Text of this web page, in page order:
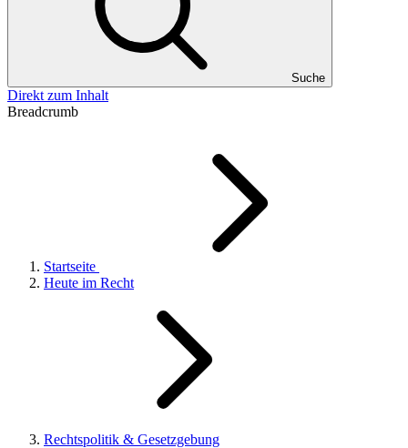
Suche
Direkt zum Inhalt
Breadcrumb
Startseite
Heute im Recht
Rechtspolitik & Gesetzgebung